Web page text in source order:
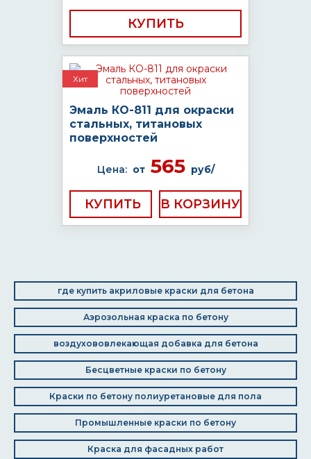
КУПИТЬ
Хит
Эмаль КО-811 для окраски
стальных, титановых
поверхностей
Цена: от565 руб/
КУПИТЬ
где купить акриловые краски для бетона
Аэрозольная краска по бетону
воздухововлекающая добавка для бетона
Бесцветные краски по бетону
Краски по бетону полиуретановые для пола
Промышленные краски по бетону
Краска для фасадных работ